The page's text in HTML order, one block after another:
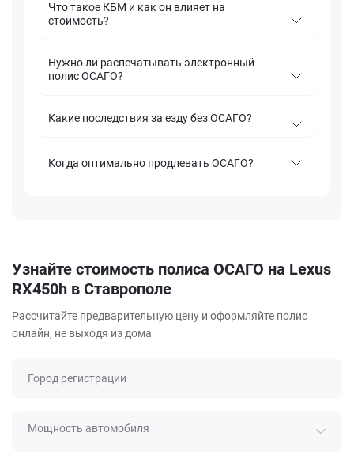
Что такое КБМ и как он влияет на
стоимость?
Нужно ли распечатывать электронный
полис ОСАГО?
Какие последствия за езду без ОСАГО?
Когда оптимально продлевать ОСАГО?
Узнайте стоимость полиса ОСАГО на Lexus
RX450h в Ставрополе
Рассчитайте предварительную цену и оформляйте полис
онлайн, не выходя из дома
Город регистрации
Мощность автомобиля